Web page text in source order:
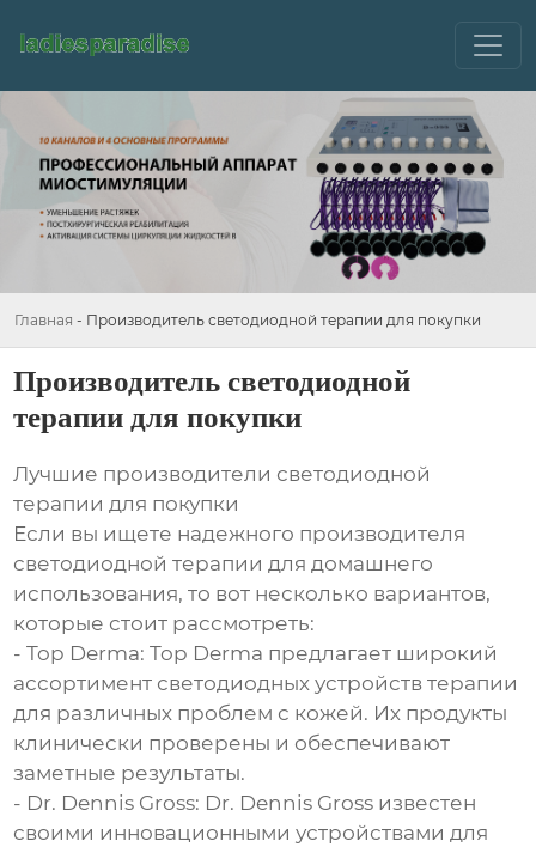
Главная - Производитель светодиодной терапии для покупки
Производитель светодиодной
терапии для покупки
Лучшие производители светодиодной
терапии для покупки
Если вы ищете надежного производителя
светодиодной терапии для домашнего
использования, то вот несколько вариантов,
которые стоит рассмотреть:
- Top Derma: Top Derma предлагает широкий
ассортимент светодиодных устройств терапии
для различных проблем с кожей. Их продукты
клинически проверены и обеспечивают
заметные результаты.
- Dr. Dennis Gross: Dr. Dennis Gross известен
своими инновационными устройствами для